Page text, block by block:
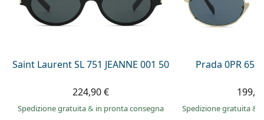
Persol
Prada
è offline
Saint Laurent SL 751 JEANNE 001 50
224,90 €
Spedizione gratuita& in pronta consegna
Prada 0PR
Spedizione gratuita&